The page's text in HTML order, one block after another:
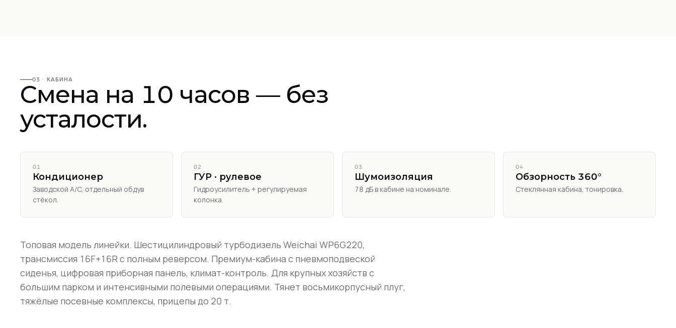
03 · КАБИНА
Смена на 10 часов — без
усталости.
01
Кондиционер
Заводской A/C, отдельный обдув
стёкол.
02
ГУР · рулевое
Гидроусилитель + регулируемая
колонка.
03
Шумоизоляция
78 дБ в кабине на номинале.
04
Обзорность 360°
Стеклянная кабина, тонировка.
Топовая модель линейки. Шестицилиндровый турбодизель Weichai WP6G220,
трансмиссия 16F+16R с полным реверсом. Премиум-кабина с пневмоподвеской
сиденья, цифровая приборная панель, климат-контроль. Для крупных хозяйств с
большим парком и интенсивными полевыми операциями. Тянет восьмикорпусный плуг,
тяжёлые посевные комплексы, прицепы до 20 т.